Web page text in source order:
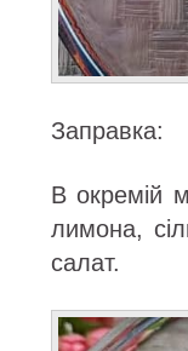
Заправка:
В окремій
лимона,
салат.